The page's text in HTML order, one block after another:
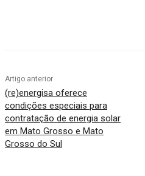
Artigo anterior
(re)energisa oferece
condições especiais para
contratação de energia solar
em Mato Grosso e Mato
Grosso do Sul